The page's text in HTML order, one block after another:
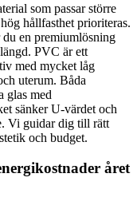
som passar större
hållfasthet prioriteras.
en premiumlösning
PVC är ett
med mycket låg
uterum. Båda
glas med
sänker U-värdet och
Vi guidar dig till rätt
och budget.
året